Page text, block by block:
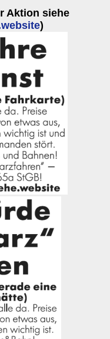
Aktion siehe
)